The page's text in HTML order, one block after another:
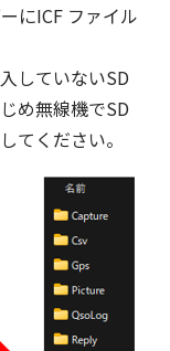
にICF ファイル
していないSD
め無線機でSD
てください。